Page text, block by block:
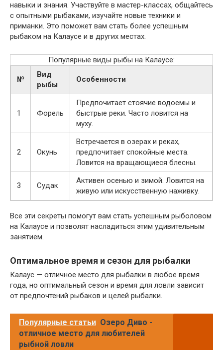
навыки и знания. Участвуйте в мастер-классах, общайтесь
с опытными рыбаками, изучайте новые техники и
приманки. Это поможет вам стать более успешным
рыбаком на Калаусе и в других местах.
Популярные виды рыбы на Калаусе:
№
Вид
рыбы
Особенности
1 Форель
Предпочитает стоячие водоемы и
быстрые реки. Часто ловится на
муху.
2 Окунь
Встречается в озерах и реках,
предпочитает спокойные места.
Ловится на вращающиеся блесны.
3 Судак
Активен осенью и зимой. Ловится на
живую или искусственную наживку.
Все эти секреты помогут вам стать успешным рыболовом
на Калаусе и позволят насладиться этим удивительным
занятием.
Оптимальное время и сезон для рыбалки
Калаус — отличное место для рыбалки в любое время
года, но оптимальный сезон и время для ловли зависит
от предпочтений рыбаков и целей рыбалки.
Популярные статьи Озеро Диво -
отличное место для любителей
рыбной ловли